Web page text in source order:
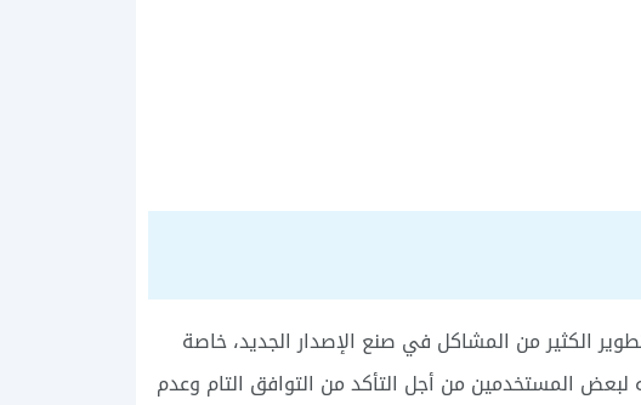
الكثير من المشاكل في صنع الإصدار الجديد، خاصة
المستخدمين من أجل التأكد من التوافق التام وعدم